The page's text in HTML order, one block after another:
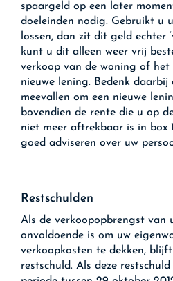
spaargeld op een later
doeleinden nodig. Gebruikt u
lossen, dan zit dit geld echter
kunt u dit alleen weer vrij
verkoop van de woning of het
nieuwe lening. Bedenk
meevallen om een nieuwe
bovendien de rente die u op
niet meer aftrekbaar is in box
goed adviseren over uw
Restschulden
Als de verkoopopbrengst van
onvoldoende is om uw
verkoopkosten te dekken,
restschuld. Als deze